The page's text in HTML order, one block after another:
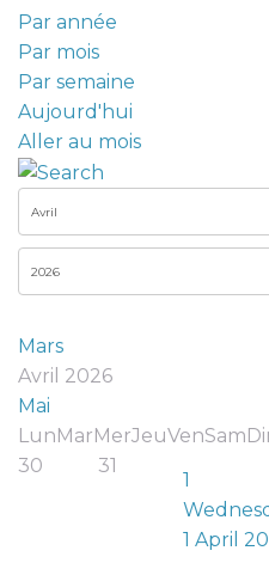
Par année
Par mois
Par semaine
Aujourd'hui
Aller au mois
Mars
Avril 2026
Mai
Lun Mar MerJeuVenSam
30
31
1
1 April